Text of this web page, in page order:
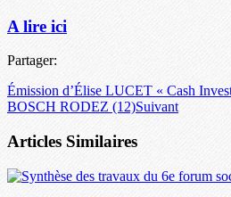
A lire ici
Partager:
Émission d’Élise LUCET « Cash
BOSCH RODEZ (12)Suivant
Articles Similaires